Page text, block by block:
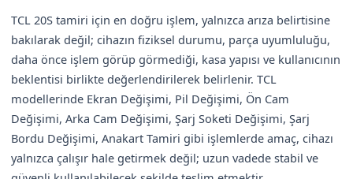
TCL 20S tamiri için en doğru işlem, yalnızca arıza belirtisine
bakılarak değil; cihazın fiziksel durumu, parça uyumluluğu,
daha önce işlem görüp görmediği, kasa yapısı ve kullanıcının
beklentisi birlikte değerlendirilerek belirlenir. TCL
modellerinde Ekran Değişimi, Pil Değişimi, Ön Cam
Değişimi, Arka Cam Değişimi, Şarj Soketi Değişimi, Şarj
Bordu Değişimi, Anakart Tamiri gibi işlemlerde amaç, cihazı
yalnızca çalışır hale getirmek değil; uzun vadede stabil ve